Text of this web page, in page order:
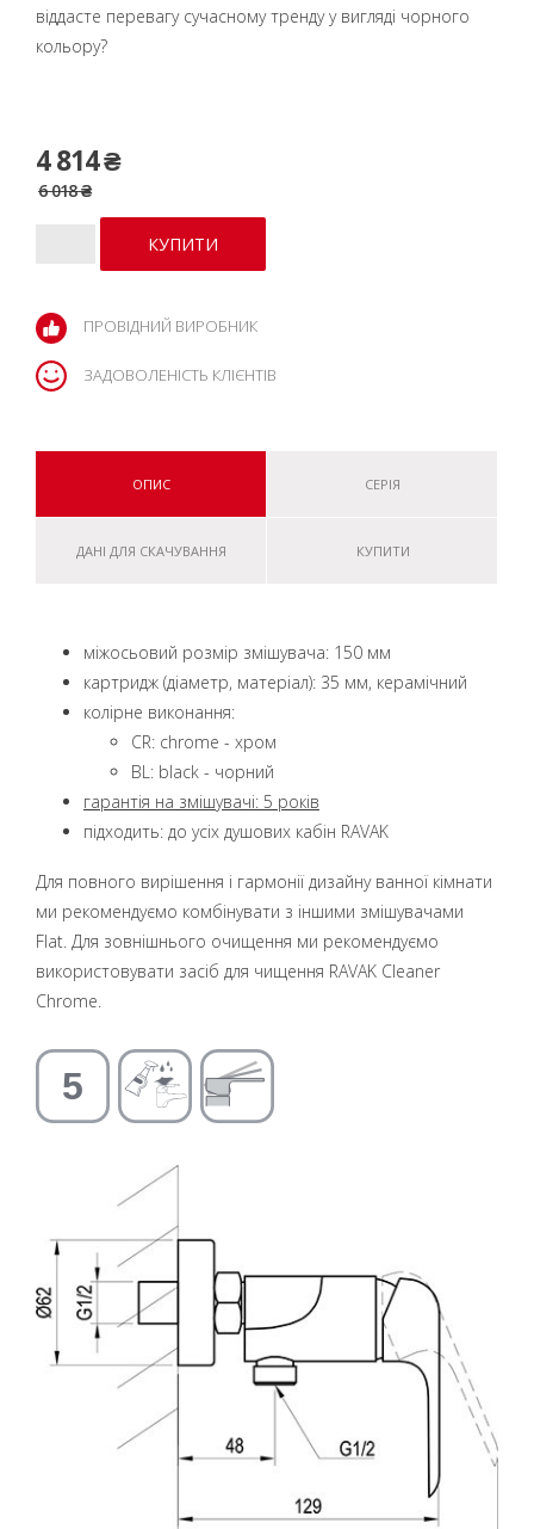
віддасте перевагу сучасному тренду у вигляді чорного
кольору?
4 814 ₴
6 018 ₴
ПРОВІДНИЙ ВИРОБНИК
ЗАДОВОЛЕНІСТЬ КЛІЄНТІВ
ОПИС СЕРІЯ
ДАНІ ДЛЯ СКАЧУВАННЯ КУПИТИ
міжосьовий розмір змішувача: 150 мм
картридж (діаметр, матеріал): 35 мм, керамічний
колірне виконання:
CR: chrome - хром
BL: black - чорний
гарантія на змішувачі: 5 років
підходить: до усіх душових кабін RAVAK
Для повного вирішення і гармонії дизайну ванної кімнати
ми рекомендуємо комбінувати з іншими змішувачами
Flat. Для зовнішнього очищення ми рекомендуємо
використовувати засіб для чищення RAVAK Cleaner
Chrome.